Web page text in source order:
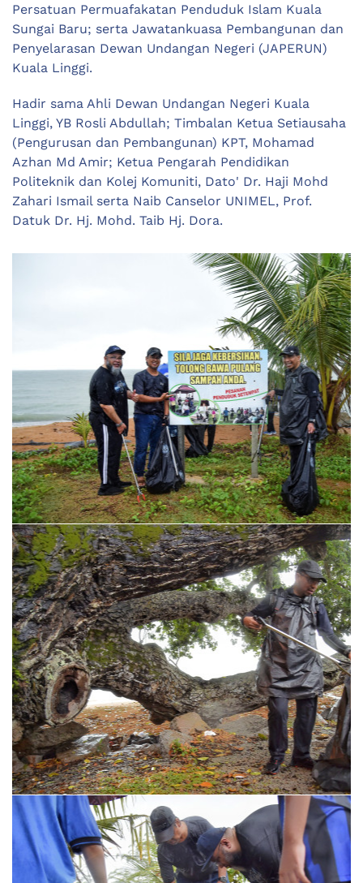
Persatuan Permuafakatan Penduduk Islam Kuala
Sungai Baru; serta Jawatankuasa Pembangunan dan
Penyelarasan Dewan Undangan Negeri (JAPERUN)
Kuala Linggi.
Hadir sama Ahli Dewan Undangan Negeri Kuala
Linggi, YB Rosli Abdullah; Timbalan Ketua Setiausaha
(Pengurusan dan Pembangunan) KPT, Mohamad
Azhan Md Amir; Ketua Pengarah Pendidikan
Politeknik dan Kolej Komuniti, Dato' Dr. Haji Mohd
Zahari Ismail serta Naib Canselor UNIMEL, Prof.
Datuk Dr. Hj. Mohd. Taib Hj. Dora.